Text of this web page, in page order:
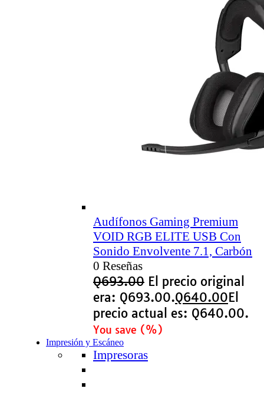
Audífonos Gaming Premium
VOID RGB ELITE USB Con
Sonido Envolvente 7.1, Carbón
0 Reseñas
Q693.00 El precio original
era: Q693.00.Q640.00El
precio actual es: Q640.00.
You save (%)
Impresión y Escáneo
Impresoras